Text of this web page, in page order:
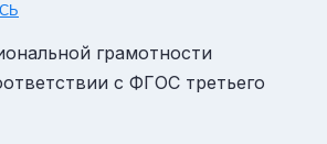
грамотности
с ФГОС третьего